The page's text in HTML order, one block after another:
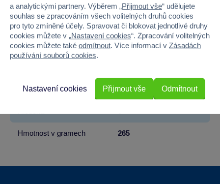
Věk od
Pohlaví HOLKA, KLUK
Materiál PLYŠ
Výška 30
Hmotnost v gramech 265
a analytickými partnery. Výběrem „Přijmout vše“ udělujete
souhlas se zpracováním všech volitelných druhů cookies
pro tyto zmíněné účely. Spravovat či blokovat jednotlivé druhy
cookies můžete v „Nastavení cookies“. Zpracování volitelných
cookies můžete také odmítnout. Více informací v Zásadách
používání souborů cookies.
Odmítnout
Nastavení cookies Přijmout vše